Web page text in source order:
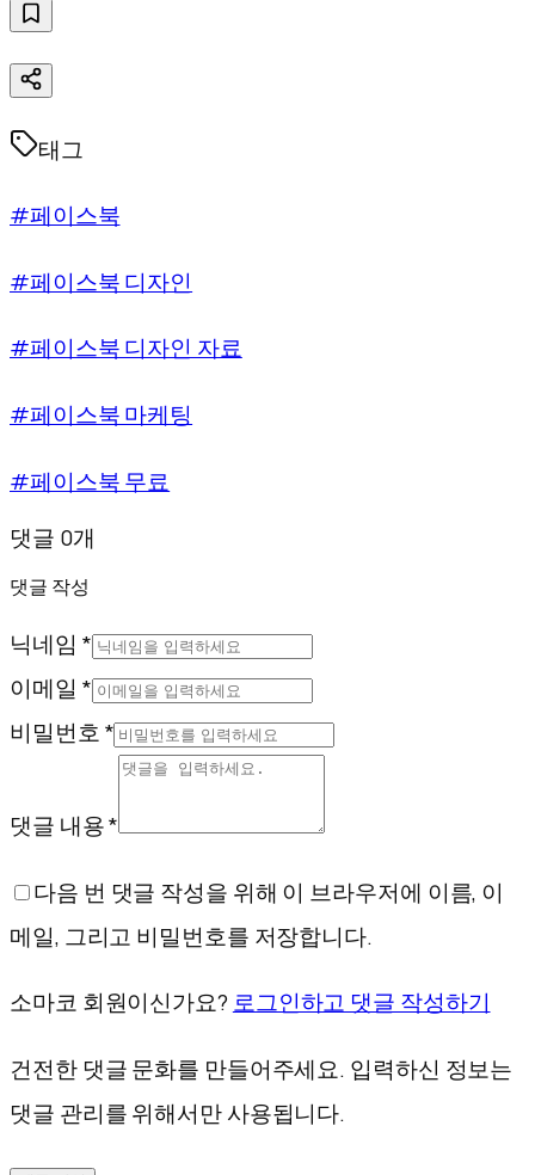
태그
#페이스북
#페이스북 디자인
#페이스북 디자인 자료
#페이스북 마케팅
#페이스북 무료
댓글 0개
댓글 작성
닉네임 *
이메일 *
비밀번호 *
댓글 내용 *
다음 번 댓글 작성을 위해 이 브라우저에 이름, 이
메일, 그리고 비밀번호를 저장합니다.
소마코 회원이신가요? 로그인하고 댓글 작성하기
건전한 댓글 문화를 만들어주세요. 입력하신 정보는
댓글 관리를 위해서만 사용됩니다.